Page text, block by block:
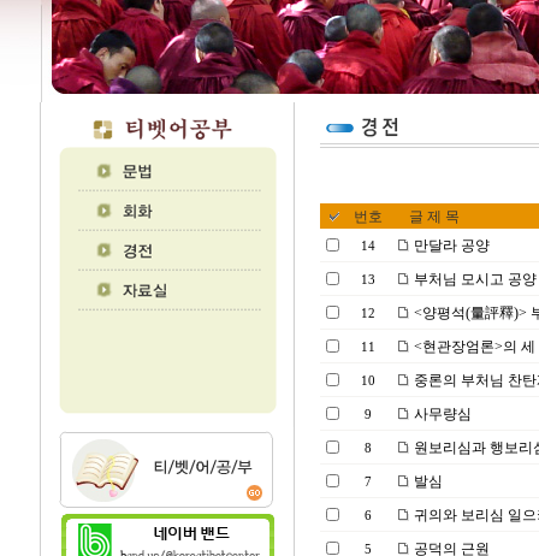
번호 글 제 목
14 만달라 공양
13 부처님 모시고 공
12 <양평석(量評釋)>
11 <현관장엄론>의
10 중론의 부처님 찬
9 사무량심
8 원보리심과 행보리
7 발심
6 귀의와 보리심 일
5 공덕의 근원